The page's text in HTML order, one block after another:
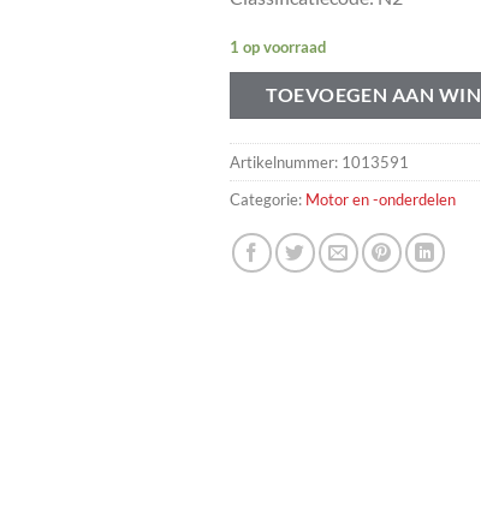
1 op voorraad
TOEVOEGEN AAN
Artikelnummer: 1013591
Categorie: Motor en -onderdelen